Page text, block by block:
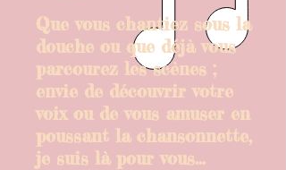
Que vous chantiez sous la
douche ou que déjà vous
parcourez les scènes ;
envie de découvrir votre
voix ou de vous amuser en
poussant la chansonnette,
je suis là pour vous...